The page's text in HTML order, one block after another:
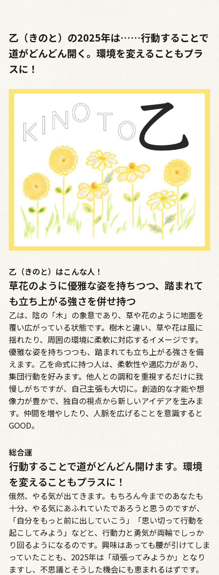
乙（きのと）の2025年は……行動することで
道がどんどん開く。環境を変えることもプラ
スに！
乙（きのと）はこんな人！
草花のように優雅な姿を持ちつつ、踏まれて
も立ち上がる強さを併せ持つ
乙は、陰の「木」の象意であり、草や花のように地面を
覆い広がっている状態です。樹木と違い、草や花は風に
揺れたり、周囲の環境に柔軟に対応するイメージです。
優雅な姿を持ちつつも、踏まれても立ち上がる強さを備
えます。乙を命式に持つ人は、柔軟性や適応力があり、
集団行動を好みます。他人との調和を重視するだけに我
慢しがちですが、自己主張も大切に。創造的な才能や想
像力が豊かで、独自の視点から新しいアイデアを生みま
す。仲間を増やしたり、人脈を広げることを意識すると
GOOD。
総合運
行動することで道がどんどん開けます。環境
を変えることもプラスに！
俄然、やる気が出てきます。もちろん今までのあなたも
十分、やる気にあふれていたであろうと思うのですが、
「自分をもっと前に出していこう」「思い切って行動を
起こしてみよう」などと、行動力と勇気が両輪でしっか
り回るようになるのです。興味はあっても腰が引けてしま
っていたことも、2025年は「頑張ってみようか」となり
ますし、不思議とそうした機会にも恵まれるはずです。